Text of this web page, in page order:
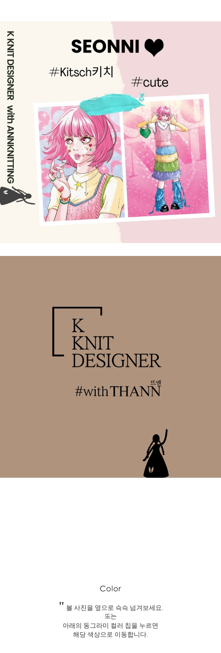
" 볼 사진을 옆으로 슥슥 넘겨보세요.
또는
아래의 동그라미 컬러 칩을 누르면
해당 색상으로 이동합니다.